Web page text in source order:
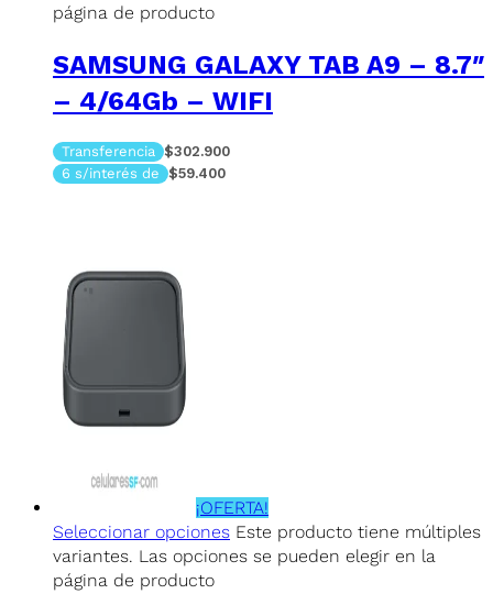
página de producto
SAMSUNG GALAXY TAB A9 – 8.7″
– 4/64Gb – WIFI
Transferencia $302.900
6 s/interés de $59.400
¡OFERTA!
Seleccionar opciones Este producto tiene múltiples
variantes. Las opciones se pueden elegir en la
página de producto